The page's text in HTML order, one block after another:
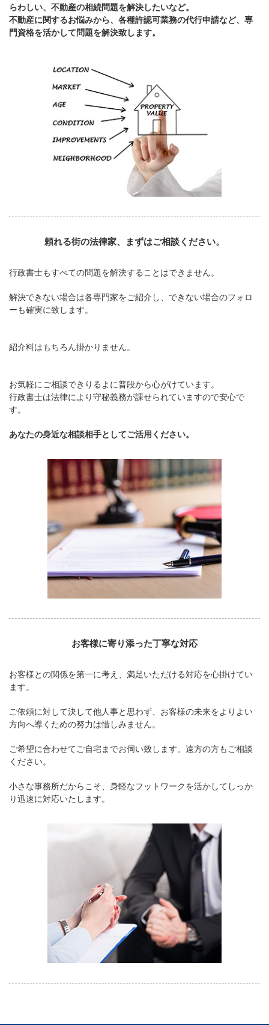
らわしい、不動産の相続問題を解決したいなど。
不動産に関するお悩みから、各種許認可業務の代行申請など、専
門資格を活かして問題を解決致します。
頼れる街の法律家、まずはご相談ください。
行政書士もすべての問題を解決することはできません。
解決できない場合は各専門家をご紹介し、できない場合のフォロ
ーも確実に致します。
紹介料はもちろん掛かりません。
お気軽にご相談できりるよに普段から心がけています。
行政書士は法律により守秘義務が課せられていますので安心で
す。
あなたの身近な相談相手としてご活用ください。
お客様に寄り添った丁寧な対応
お客様との関係を第一に考え、満足いただける対応を心掛けてい
ます。
ご依頼に対して決して他人事と思わず、お客様の未来をよりよい
方向へ導くための努力は惜しみません。
ご希望に合わせてご自宅までお伺い致します。遠方の方もご相談
ください。
小さな事務所だからこそ、身軽なフットワークを活かしてしっか
り迅速に対応いたします。